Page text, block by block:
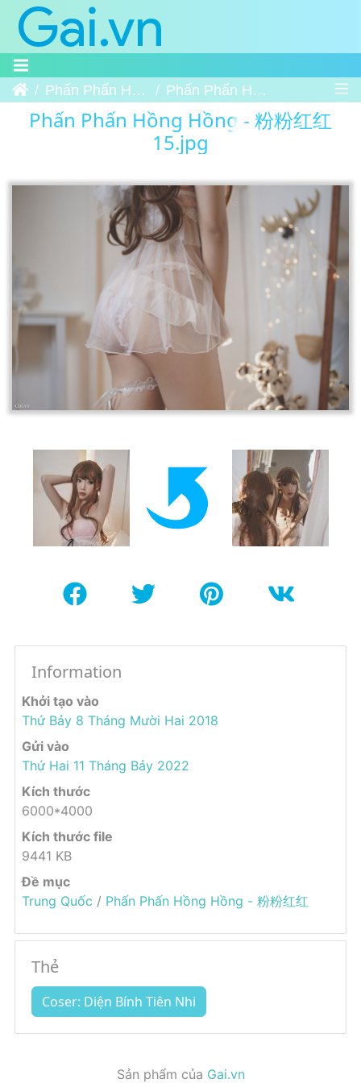
Trang chủPhấn Phấn Hồng Hồng - 粉粉红红 Phấn Phấn Hồng Hồng - 粉粉红红 15
Phấn Phấn Hồng Hồng - 粉粉红红
15.jpg
Information
Khởi tạo vào
Thứ Bảy 8 Tháng Mười Hai 2018
Gửi vào
Thứ Hai 11 Tháng Bảy 2022
Kích thước
6000*4000
Kích thước file
9441 KB
Đề mục
Trung Quốc / Phấn Phấn Hồng Hồng - 粉粉红红
Thẻ
Coser: Diện Bính Tiên Nhi
Sản phẩm của Gai.vn